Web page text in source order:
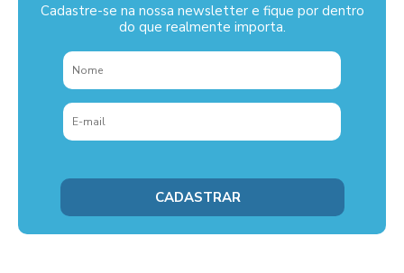
Cadastre-se na nossa newsletter e fique por dentro
do que realmente importa.